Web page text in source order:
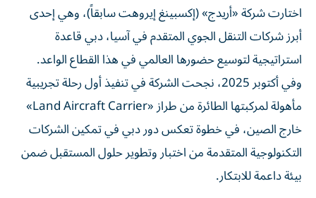
اختارت شركة «أريدج» (إكسبينغ إيروهت سابقاً)، وهي إحدى
أبرز شركات التنقل الجوي المتقدم في آسيا، دبي قاعدة
استراتيجية لتوسيع حضورها العالمي في هذا القطاع الواعد.
وفي أكتوبر 2025، نجحت الشركة في تنفيذ أول رحلة تجريبية
مأهولة لمركبتها الطائرة من طراز «Land Aircraft Carrier»
خارج الصين، في خطوة تعكس دور دبي في تمكين الشركات
التكنولوجية المتقدمة من اختبار وتطوير حلول المستقبل ضمن
بيئة داعمة للابتكار.